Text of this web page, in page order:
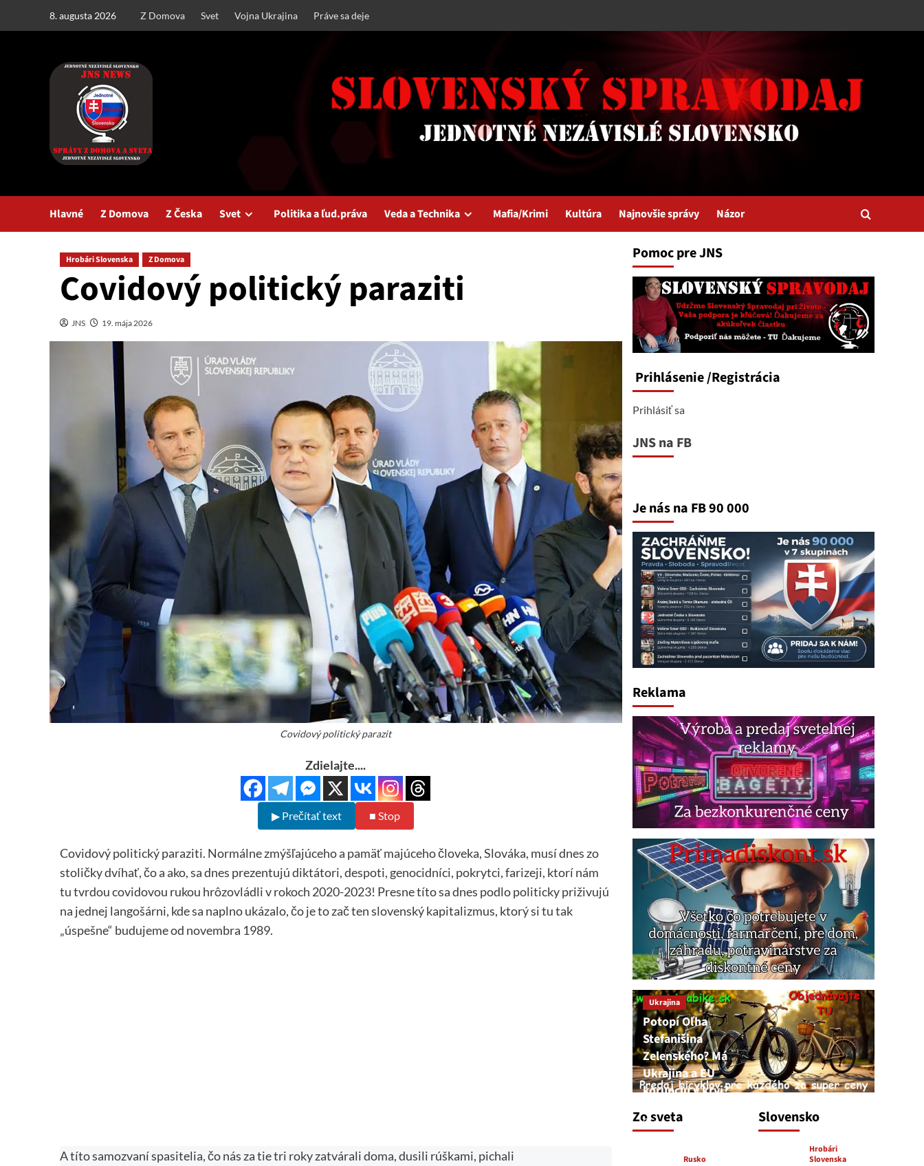
8. augusta 2026 Z Domova Svet Vojna Ukrajina Práve sa deje
Hlavné Z Domova Z Česka Svet Politika a ľud.práva Veda a Technika Mafia/Krimi Kultúra Najnovšie správy Názor
Hrobári Slovenska Z Domova
Covidový politický paraziti
JNS 19. mája 2026
Covidový politický parazit
Zdielajte....
▶ Prečítať text ■ Stop
Covidový politický paraziti. Normálne zmýšľajúceho a pamäť majúceho človeka, Slováka, musí dnes zo
stoličky dvíhať, čo a ako, sa dnes prezentujú diktátori, despoti, genocidníci, pokrytci, farizeji, ktorí nám
tu tvrdou covidovou rukou hrôzovládli v rokoch 2020-2023! Presne títo sa dnes podlo politicky priživujú
na jednej langošárni, kde sa naplno ukázalo, čo je to zač ten slovenský kapitalizmus, ktorý si tu tak
„úspešne“ budujeme od novembra 1989.
A títo samozvaní spasitelia, čo nás za tie tri roky zatvárali doma, dusili rúškami, pichali
Pomoc pre JNS
Prihlásenie/Registrácia
Prihlásiť sa
JNS na FB
Je nás na FB 90 000
Reklama
Zo sveta
Ukrajina
Potopí Oľha
Stefanišina
Zelenského? Má
Ukrajina a EU
korupciu v krvi?
7. augusta 2026
Rusko
Slovensko
Hrobári
Slovenska